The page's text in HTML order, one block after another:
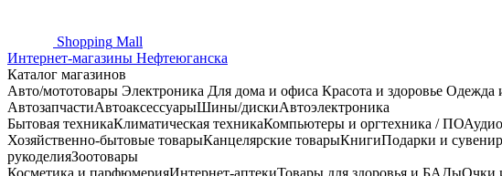
Shopping Mall
Интернет-магазины Нефтеюганска
Каталог магазинов
Авто/мототовары Электроника Для дома и офиса Красота и здоровье Одежда
АвтозапчастиАвтоаксессуарыШины/дискиАвтоэлектроника
Бытовая техникаКлиматическая техникаКомпьютеры и оргтехника / ПО
Хозяйственно-бытовые товарыКанцелярские товарыКнигиПодарки и
рукоделияЗоотовары
Косметика и парфюмерияИнтернет-аптекиТовары для здоровья и БАДыОчки